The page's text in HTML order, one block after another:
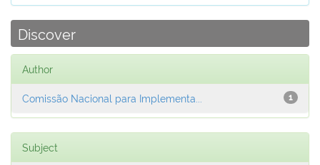
Discover
Author
1
Comissão Nacional para Implementa...
Subject